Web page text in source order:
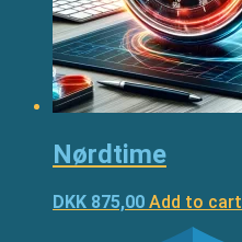
Nørdtime
DKK 875,00 Add to cart